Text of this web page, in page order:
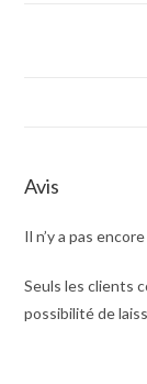
Avis
Il n’y a pas encore
Seuls les clients
possibilité de